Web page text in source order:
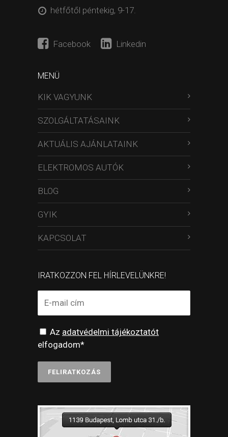
hétfőtől péntekig, 9-17.
Facebook Linkedin
MENÜ
KIK VAGYUNK
SZOLGÁLTATÁSAINK
AKTUÁLIS AJÁNLATAINK
ELEKTROMOS AUTÓK
BLOG
GYIK
KAPCSOLAT
IRATKOZZON FEL HÍRLEVELÜNKRE!
Az adatvédelmi tájékoztatót
elfogadom*